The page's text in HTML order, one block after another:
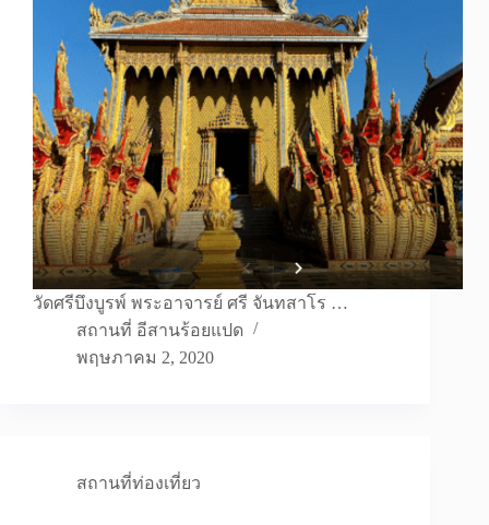
วัดศรีบึงบูรพ์ พระอาจารย์ ศรี จันทสาโร …
สถานที่ อีสานร้อยแปด
พฤษภาคม 2, 2020
สถานที่ท่องเที่ยว